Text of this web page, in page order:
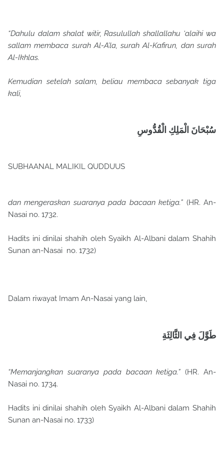
“Dahulu dalam shalat witir, Rasulullah shallallahu ‘alaihi wa
sallam membaca surah Al-A’la, surah Al-Kafirun, dan surah
Al-Ikhlas.
Kemudian setelah salam, beliau membaca sebanyak tiga
kali,
سُبْحَانَ الْمَلِكِ الْقُدُّوسِ
SUBHAANAL MALIKIL QUDDUUS
dan mengeraskan suaranya pada bacaan ketiga.” (HR. An-
Nasai no. 1732.
Hadits ini dinilai shahih oleh Syaikh Al-Albani dalam Shahih
Sunan an-Nasai no. 1732)
Dalam riwayat Imam An-Nasai yang lain,
طَوَّلَ فِي الثَّالِثَةِ
“Memanjangkan suaranya pada bacaan ketiga.” (HR. An-
Nasai no. 1734.
Hadits ini dinilai shahih oleh Syaikh Al-Albani dalam Shahih
Sunan an-Nasai no. 1733)